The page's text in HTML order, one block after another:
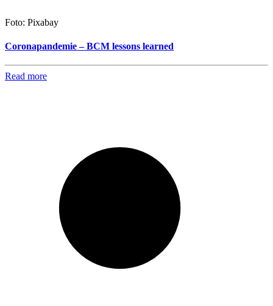
Foto: Pixabay
Coronapandemie – BCM lessons learned
Read more